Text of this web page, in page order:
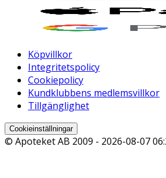
Köpvillkor
Integritetspolicy
Cookiepolicy
Kundklubbens medlemsvillkor
Tillgänglighet
Cookieinställningar
© Apoteket AB 2009 - 2026-08-07